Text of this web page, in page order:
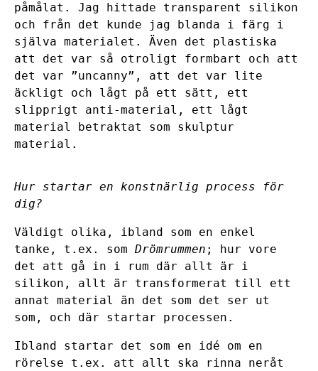
påmålat. Jag hittade transparent silikon
och från det kunde jag blanda i färg i
själva materialet. Även det plastiska
att det var så otroligt formbart och att
det var ”uncanny”, att det var lite
äckligt och lågt på ett sätt, ett
slipprigt anti-material, ett lågt
material betraktat som skulptur
material.
Hur startar en konstnärlig process för
dig?
Väldigt olika, ibland som en enkel
tanke, t.ex. som Drömrummen ; hur vore
det att gå in i rum där allt är i
silikon, allt är transformerat till ett
annat material än det som det ser ut
som, och där startar processen.
Ibland startar det som en idé om en
rörelse t.ex. att allt ska rinna neråt